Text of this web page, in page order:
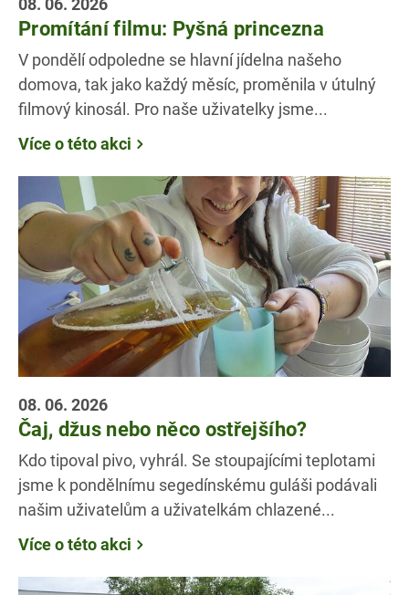
Promítání filmu: Pyšná princezna
V pondělí odpoledne se hlavní jídelna našeho
domova, tak jako každý měsíc, proměnila v útulný
filmový kinosál. Pro naše uživatelky jsme...
Více o této akci
08. 06. 2026
Čaj, džus nebo něco ostřejšího?
Kdo tipoval pivo, vyhrál. Se stoupajícími teplotami
jsme k pondělnímu segedínskému guláši podávali
našim uživatelům a uživatelkám chlazené...
Více o této akci